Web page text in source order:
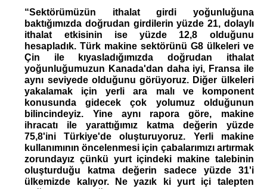
“Sektörümüzün ithalat girdi yoğunluğuna
baktığımızda doğrudan girdilerin yüzde 21, dolaylı
ithalat etkisinin ise yüzde 12,8 olduğunu
hesapladık. Türk makine sektörünü G8 ülkeleri ve
Çin ile kıyasladığımızda doğrudan ithalat
yoğunluğumuzun Kanada'dan daha iyi, Fransa ile
aynı seviyede olduğunu görüyoruz. Diğer ülkeleri
yakalamak için yerli ara malı ve komponent
konusunda gidecek çok yolumuz olduğunun
bilincindeyiz. Yine aynı rapora göre, makine
ihracatı ile yarattığımız katma değerin yüzde
75,8'ini Türkiye'de oluşturuyoruz. Yerli makine
kullanımının öncelenmesi için çabalarımızı artırmak
zorundayız çünkü yurt içindeki makine talebinin
oluşturduğu katma değerin sadece yüzde 31'i
ülkemizde kalıyor. Ne yazık ki yurt içi talepten